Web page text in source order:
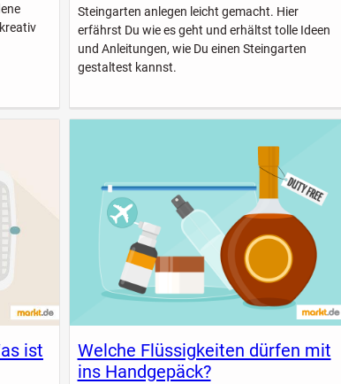
Steingarten anlegen leicht gemacht. Hier
erfährst Du wie es geht und erhältst tolle Ideen
und Anleitungen, wie Du einen Steingarten
gestaltest kannst.
ist
Welche Flüssigkeiten dürfen mit
ins Handgepäck?